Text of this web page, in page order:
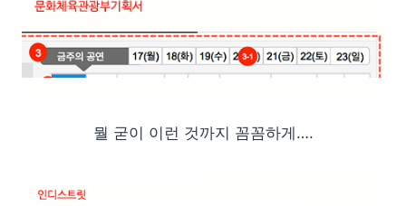
뭘 굳이 이런 것까지 꼼꼼하게….